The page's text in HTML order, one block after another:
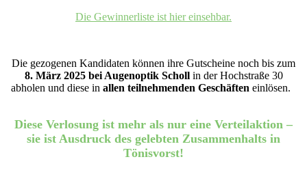
Die Gewinnerliste ist hier einsehbar.
Die gezogenen Kandidaten können ihre Gutscheine noch bis zum
8. März 2025 bei Augenoptik Schollin der Hochstraße 30
abholen und diese in allen teilnehmenden Geschäften einlösen.
Diese Verlosung ist mehr als nur eine Verteilaktion –
sie ist Ausdruck des gelebten Zusammenhalts in
Tönisvorst!